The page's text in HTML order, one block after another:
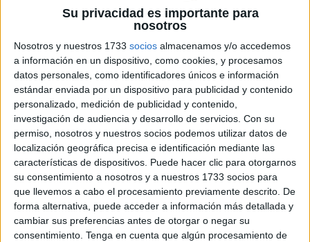
Su privacidad es importante para
nosotros
Nosotros y nuestros 1733 socios almacenamos y/o accedemos
a información en un dispositivo, como cookies, y procesamos
datos personales, como identificadores únicos e información
estándar enviada por un dispositivo para publicidad y contenido
personalizado, medición de publicidad y contenido,
investigación de audiencia y desarrollo de servicios. Con su
permiso, nosotros y nuestros socios podemos utilizar datos de
localización geográfica precisa e identificación mediante las
características de dispositivos. Puede hacer clic para otorgarnos
su consentimiento a nosotros y a nuestros 1733 socios para
que llevemos a cabo el procesamiento previamente descrito. De
forma alternativa, puede acceder a información más detallada y
cambiar sus preferencias antes de otorgar o negar su
consentimiento. Tenga en cuenta que algún procesamiento de